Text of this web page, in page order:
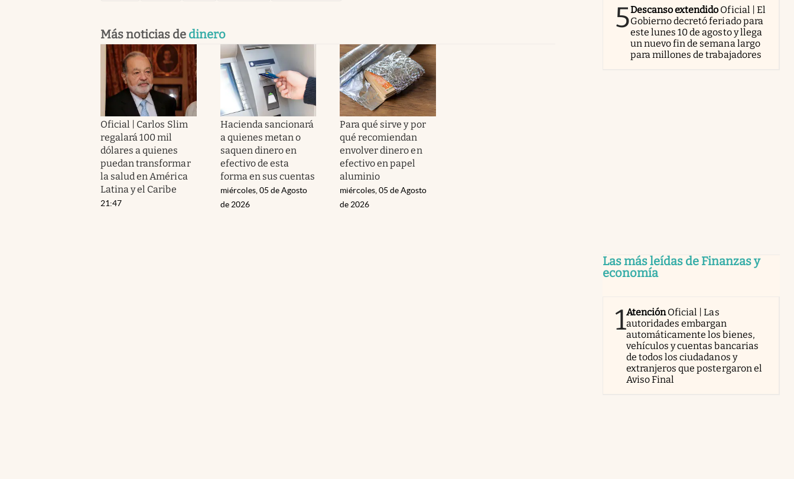
Más noticias de dinero
Oficial | Carlos Slim
regalará 100 mil
dólares a quienes
puedan transformar
la salud en América
Latina y el Caribe
21:47
Hacienda sancionará
a quienes metan o
saquen dinero en
efectivo de esta
forma en sus cuentas
miércoles, 05 de Agosto
de 2026
Para qué sirve y por
qué recomiendan
envolver dinero en
efectivo en papel
aluminio
miércoles, 05 de Agosto
de 2026
5Descanso extendido Oficial | El
Gobierno decretó feriado para
este lunes 10 de agosto y llega
un nuevo fin de semana largo
para millones de trabajadores
Las más leídas de Finanzas y
economía
1AtenciónOficial | Las
autoridades embargan
automáticamente los bienes,
vehículos y cuentas bancarias
de todos los ciudadanos y
extranjeros que postergaron el
Aviso Final